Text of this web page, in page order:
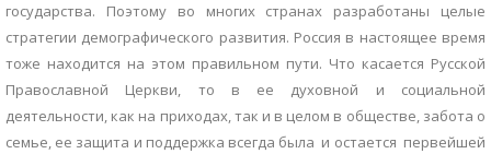
государства. Поэтому во многих странах разработаны целые
стратегии демографического развития. Россия в настоящее время
тоже находится на этом правильном пути. Что касается Русской
Православной Церкви, то в ее духовной и социальной
деятельности, как на приходах, так и в целом в обществе, забота о
семье, ее защита и поддержка всегда была и остается первейшей